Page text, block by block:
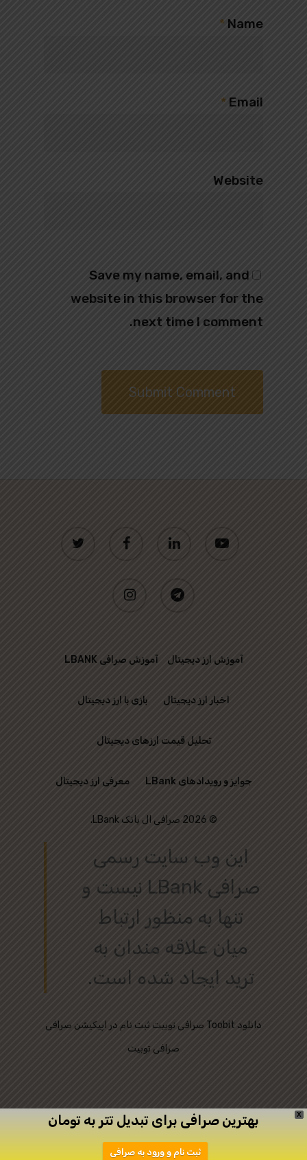
Name
*
Email
*
Website
Save my name, email, and
website in this browser for the
next time I comment.
facebook linkedin
instagram telegram
آموزش ارز دیجیتال آموزش صرافی LBANK
اخبار ارز دیجیتال بازی با ارز دیجیتال
تحلیل قیمت ارزهای دیجیتال
جوایز و رویدادهای LBank معرفی ارز دیجیتال
© 2026 صرافی ال بانک LBank.
این وب‌ سایت رسمی
صرافی LBank نیست و
تنها به منظور ارتباط
میان علاقه‌ مندان به
ترید ایجاد شده است.
صرافی توبیت ثبت نام در اپیکیشن صرافی Toobit دانلود
صرافی توبیت
X بهترین صرافی برای تبدیل تتر به تومان
ثبت نام و ورود به صرافی